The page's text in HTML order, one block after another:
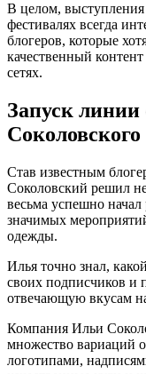
В целом,
фестивалях всегда
блогеров, которые
качественный
сетях.
Запуск
Соколовского
Став известным
Соколовский решил
весьма успешно
значимых
одежды.
Илья точно знал,
своих подписчиков и
отвечающую вкусам
Компания Ильи
множество вариаций
логотипами,